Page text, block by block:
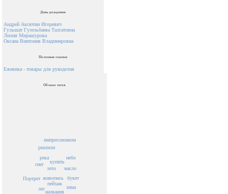
День рождения
Андрей Аксютин Игоревич
Гульшат Гузельбаева Талгатовна
Лилия Мирашурова
Оксана Винтонив Владимировна
Полезные ссылки
Ежевика - товары для рукоделия
Облако тегов
пейзаж
названия
живопись
лето
купить
лес зима
букет
масло
река
снег
реализм
небо
импрессионизм
Портрет